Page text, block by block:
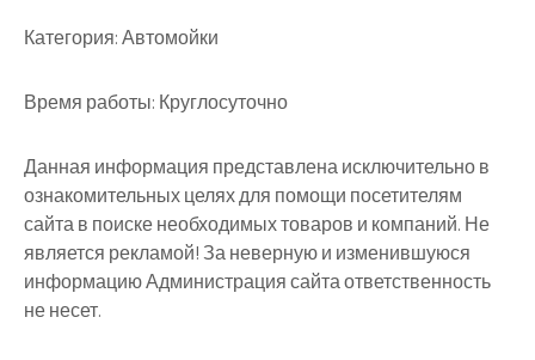
Категория:Автомойки
Время работы: Круглосуточно
Данная информация представлена исключительно в
ознакомительных целях для помощи посетителям
сайта в поиске необходимых товаров и компаний. Не
является рекламой! За неверную и изменившуюся
информацию Администрация сайта ответственность
не несет.